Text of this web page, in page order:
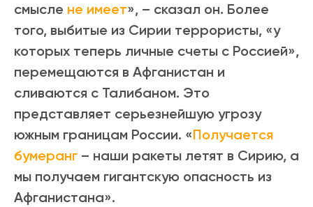
смысле не имеет», – сказал он. Более
того, выбитые из Сирии террористы, «у
которых теперь личные счеты с Россией»,
перемещаются в Афганистан и
сливаются с Талибаном. Это
представляет серьезнейшую угрозу
южным границам России. «Получается
бумеранг – наши ракеты летят в Сирию, а
мы получаем гигантскую опасность из
Афганистана».